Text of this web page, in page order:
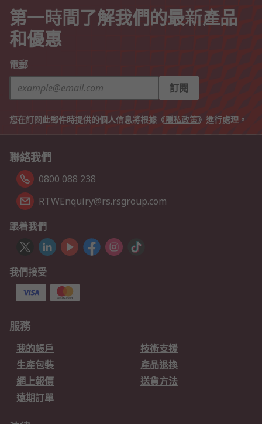
第一時間了解我們的最新產品
和優惠
電郵
訂閱
您在訂閱此郵件時提供的個人信息將根據《隱私政策》進行處理。
聯絡我們
0800 088 238
RTWEnquiry@rs.rsgroup.com
跟着我們
我們接受
服務
我的帳戶
技術支援
生產包裝
產品退換
網上報價
送貨方法
遠期訂單